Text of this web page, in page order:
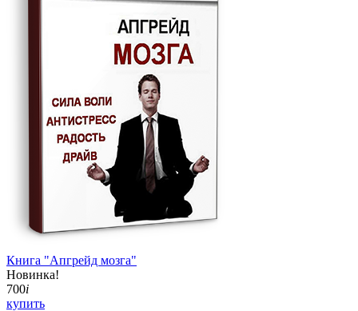
Книга "Апгрейд мозга"
Новинка!
700i
купить